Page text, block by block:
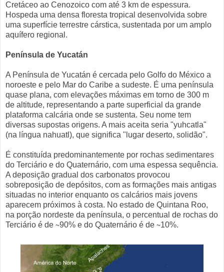
Cretáceo ao Cenozoico com até 3 km de espessura.
Hospeda uma densa floresta tropical desenvolvida sobre
uma superfície terrestre cárstica, sustentada por um amplo
aquífero regional.
Península de Yucatán
A Península de Yucatán é cercada pelo Golfo do México a
noroeste e pelo Mar do Caribe a sudeste. É uma península
quase plana, com elevações máximas em torno de 300 m
de altitude, representando a parte superficial da grande
plataforma calcária onde se sustenta. Seu nome tem
diversas supostas origens. A mais aceita seria "yuhcatla"
(na língua nahuatl), que significa "lugar deserto, solidão".
É constituída predominantemente por rochas sedimentares
do Terciário e do Quaternário, com uma espessa sequência.
A deposição gradual dos carbonatos provocou
sobreposição de depósitos, com as formações mais antigas
situadas no interior enquanto os calcários mais jovens
aparecem próximos à costa. No estado de Quintana Roo,
na porção nordeste da península, o percentual de rochas do
Terciário é de ∼90% e do Quaternário é de ∼10%.